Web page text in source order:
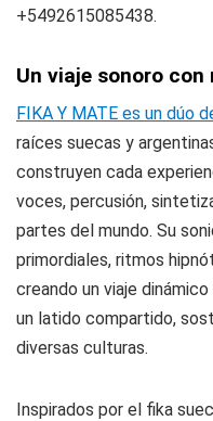
+5492615085438.
Un viaje sonoro
FIKA Y MATE es un dúo
raíces suecas y
construyen cada
voces, percusión,
partes del mundo. Su
primordiales, ritmos
creando un viaje
un latido compartido,
diversas culturas.
Inspirados por el fika